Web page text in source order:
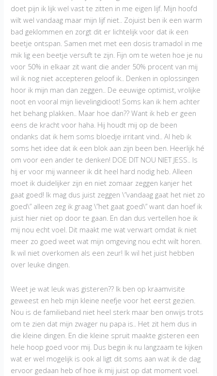
doet pijn ik lijk wel vast te zitten in me eigen lijf. Mijn hoofd
wilt wel vandaag maar mijn lijf niet.. Zojuist ben ik een warm
bad geklommen en zorgt dit er lichtelijk voor dat ik een
beetje ontspan. Samen met met een dosis tramadol in me
mik lig een beetje versuft te zijn. Fijn om te weten hoe je nu
voor 50% in elkaar zit want die ander 50% procent van mij
wil ik nog niet accepteren geloof ik.. Denken in oplossingen
hoor ik mijn man dan zeggen.. De eeuwige optimist, vrolijke
noot en vooral mijn lievelingidioot! Soms kan ik hem achter
het behang plakken.. Maar hoe dan?? Want ik heb er geen
eens de kracht voor haha. Hij houdt mij op de been
ondanks dat ik hem soms bloedje irritant vind.. Al heb ik
soms het idee dat ik een blok aan zijn been ben. Heerlijk hé
om voor een ander te denken! DOE DIT NOU NIET JESS.. Is
hij er voor mij wanneer ik dit heel hard nodig heb. Alleen
moet ik duidelijker zijn en niet zomaar zeggen kanjer het
gaat goed! Ik mag dus juist zeggen \”vandaag gaat het niet zo
goed\” alleen zeg ik graag \”het gaat goed\” want dan hoef ik
juist hier niet op door te gaan. En dan dus vertellen hoe ik
mij nou echt voel. Dit maakt me wat verwart omdat ik niet
meer zo goed weet wat mijn omgeving nou echt wilt horen.
Ik wil niet overkomen als een zeur! Ik wil het juist hebben
over leuke dingen.
Weet je wat leuk was gisteren?? Ik ben op kraamvisite
geweest en heb mijn kleine neefje voor het eerst gezien.
Nou is de familieband niet heel sterk maar ben onwijs trots
om te zien dat mijn zwager nu papa is.. Het zit hem dus in
die kleine dingen. En die kleine spruit maakte gisteren een
hele hoop goed voor mij. Dus begin ik nu langzaam te kijken
wat er wel mogelijk is ook al ligt dit soms aan wat ik de dag
ervoor gedaan heb of hoe ik mij juist op dat moment voel.